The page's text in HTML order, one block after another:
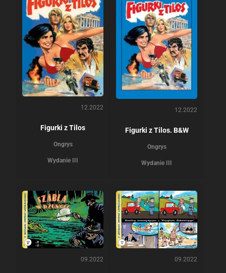
12.2022
Figurki z Tilos
Ongrys
Wydanie III
12.2022
Figurki z Tilos. B&W
Ongrys
Wydanie III
09.2022 09.2022